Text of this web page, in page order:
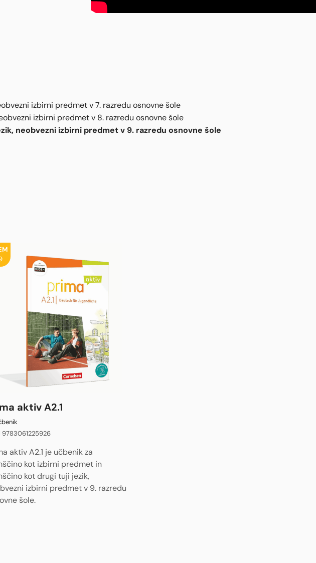
izbirni predmet v 7. razredu osnovne šole
izbirni predmet v 8. razredu osnovne šole
neobvezni izbirni predmet v 9. razredu osnovne šole
aktiv A2.1
9783061225926
aktiv A2.1 je učbenik za
kot izbirni predmet in
kot drugi tuji jezik,
izbirni predmet v 9. razredu
šole.